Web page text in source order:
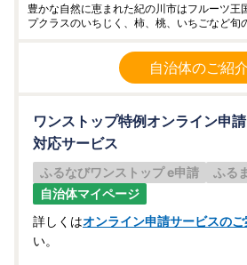
豊かな自然に恵まれた紀の川市はフルーツ王
プクラスのいちじく、柿、桃、いちごなど旬
自治体のご紹介
ワンストップ特例オンライン申請
対応サービス
ふるなびワンストップ e申請
ふる
自治体マイページ
詳しくはオンライン申請サービスの
い。